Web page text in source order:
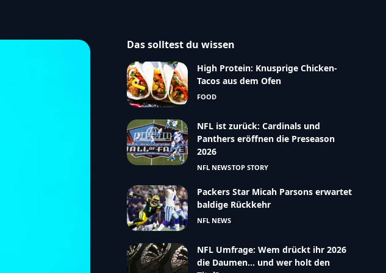
Das solltest du wissen
High Protein: Knusprige Chicken-
Tacos aus dem Ofen
FOOD
NFL ist zurück: Cardinals und
Panthers eröffnen die Preseason
2026
NFL NEWSTOP STORY
Packers Star Micah Parsons erwartet
baldige Rückkehr
NFL NEWS
NFL Umfrage: Wem drückt ihr 2026
die Daumen… und wer holt den